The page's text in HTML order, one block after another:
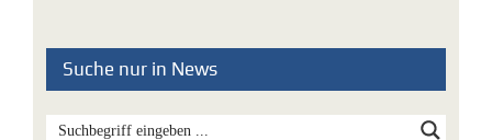
Suche nur in News